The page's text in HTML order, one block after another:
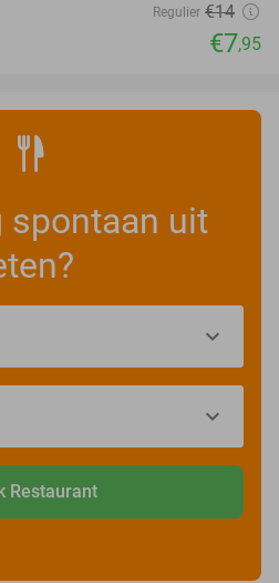
Regulier €14
€7,95
spontaan uit
Restaurant